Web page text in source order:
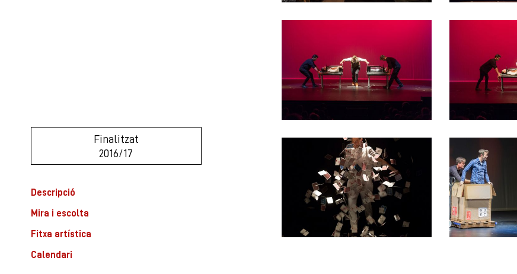
Finalitzat
2016/17
Descripció
Mira i escolta
Fitxa artística
Calendari